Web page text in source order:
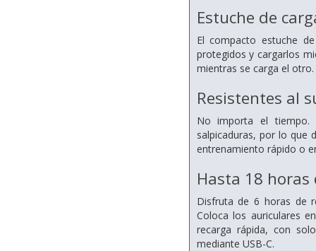
Estuche de
El compacto estuche
protegidos y cargarlos
mientras se carga el otro.
Resistentes al
No importa el tiempo.
salpicaduras, por lo que
entrenamiento rápido o
Hasta 18
Disfruta de 6 horas de
Coloca los auriculares
recarga rápida, con
mediante USB-C.